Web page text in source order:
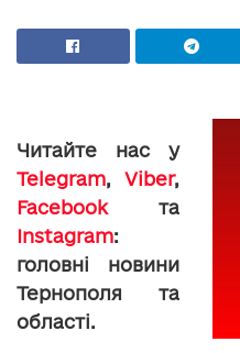
Читайте нас у
Telegram, Viber,
Facebookта
Instagram:
головні новини
Тернополя та
області.